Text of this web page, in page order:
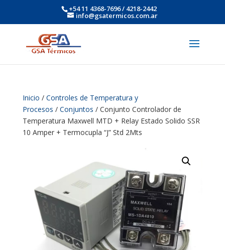
+54 11 4368-7696 / 4218-2442
info@gsatermicos.com.ar
Inicio / Controles de Temperatura y
Procesos / Conjuntos / Conjunto Controlador de
Temperatura Maxwell MTD + Relay Estado Solido SSR
10 Amper + Termocupla “J” Std 2Mts